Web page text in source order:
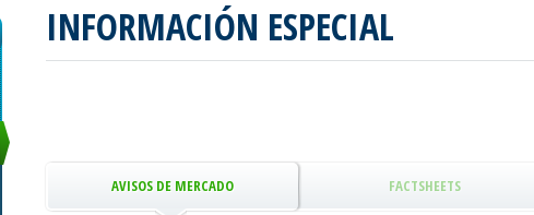
INFORMACIÓN ESPECIAL
AVISOS DE MERCADO FACTSHEETS